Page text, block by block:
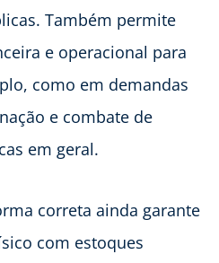
Também permite
e operacional para
como em demandas
e combate de
em geral.
correta ainda garante
com estoques